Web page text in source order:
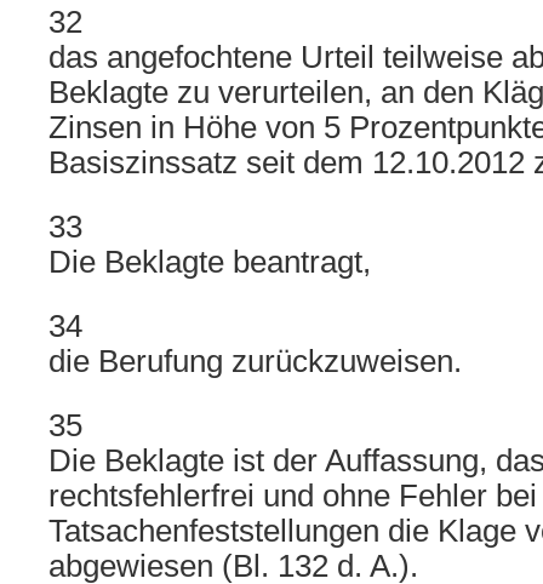
32
das angefochtene Urteil teilweise
Beklagte zu verurteilen, an den
Zinsen in Höhe von 5
Basiszinssatz seit dem 12.10.2012
33
Die Beklagte beantragt,
34
die Berufung zurückzuweisen.
35
Die Beklagte ist der Auffassung,
rechtsfehlerfrei und ohne Fehler
Tatsachenfeststellungen die Klage
abgewiesen (Bl. 132 d. A.).